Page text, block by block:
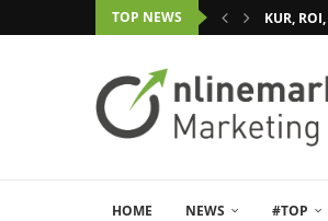
TOP NEWS KUR,
HOME NEWS #TOP